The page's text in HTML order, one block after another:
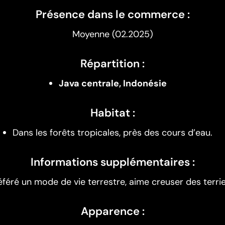
Présence dans le commerce :
Moyenne (02.2025)
Répartition :
Java centrale, Indonésie
Habitat :
Dans les forêts tropicales, près des cours d’eau.
Informations supplémentaires :
un mode de vie terrestre, aime creuser des
Apparence :